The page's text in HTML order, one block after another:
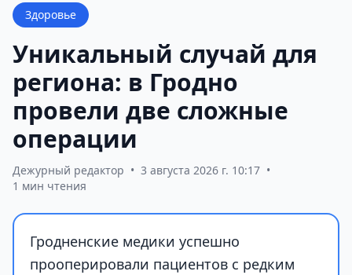
Здоровье
Уникальный случай для
региона: в Гродно
провели две сложные
операции
Дежурный редактор • 3 августа 2026 г. 10:17 •
1 мин чтения
Гродненские медики успешно
прооперировали пациентов с редким